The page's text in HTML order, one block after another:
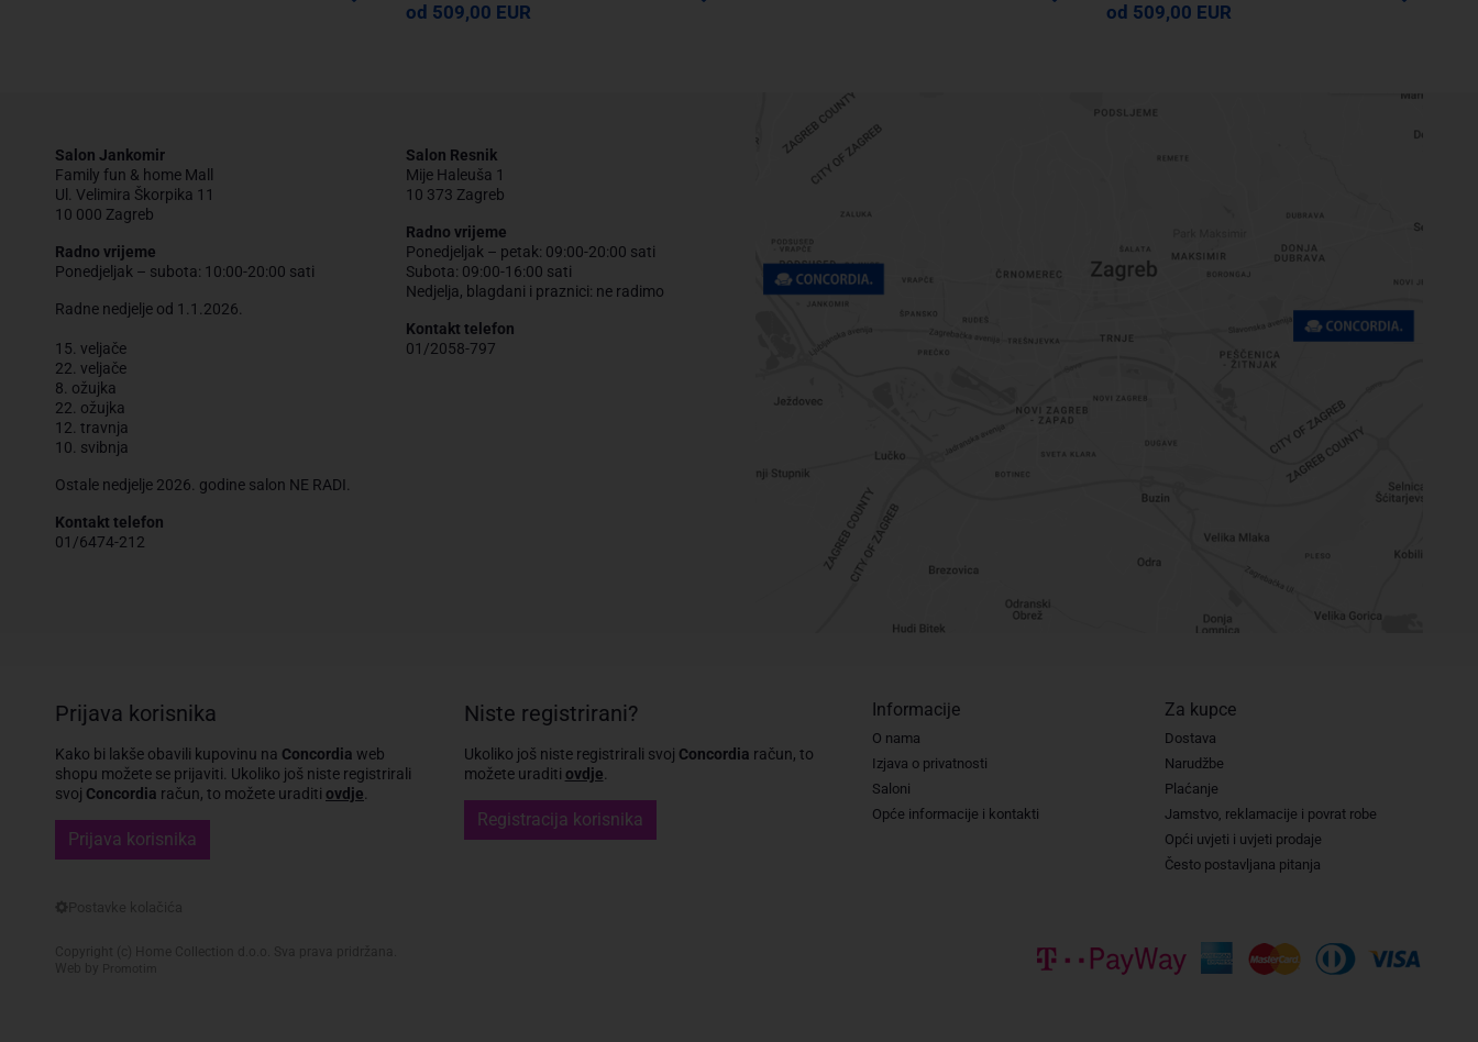
od 509,00 EUR od 509,00 EUR
Salon Jankomir
Family fun & home Mall
Ul. Velimira Škorpika 11
10 000 Zagreb
Radno vrijeme
Ponedjeljak – subota: 10:00-20:00 sati
Radne nedjelje od 1.1.2026.
15. veljače
22. veljače
8. ožujka
22. ožujka
12. travnja
10. svibnja
Ostale nedjelje 2026. godine salon NE RADI.
Kontakt telefon
01/6474-212
Salon Resnik
Mije Haleuša 1
10 373 Zagreb
Radno vrijeme
Ponedjeljak – petak: 09:00-20:00 sati
Subota: 09:00-16:00 sati
Nedjelja, blagdani i praznici: ne radimo
Kontakt telefon
01/2058-797
Prijava korisnika
Kako bi lakše obavili kupovinu na Concordia web
shopu možete se prijaviti. Ukoliko još niste registrirali
svoj Concordia račun, to možete uraditi ovdje
Prijava korisnika
Niste registrirani?
Ukoliko još niste registrirali svoj Concordia račun, to
možete uraditi ovdje
Registracija korisnika
Informacije
O nama
Izjava o privatnosti
Saloni
Opće informacije i kontakti
Za kupce
Dostava
Narudžbe
Plaćanje
Jamstvo, reklamacije i povrat robe
Opći uvjeti i uvjeti prodaje
Često postavljana pitanja